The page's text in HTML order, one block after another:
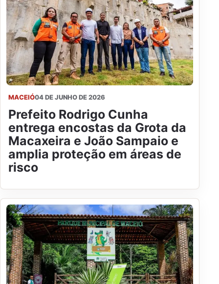
MACEIÓ04 DE JUNHO DE 2026
Prefeito Rodrigo Cunha
entrega encostas da Grota da
Macaxeira e João Sampaio e
amplia proteção em áreas de
risco